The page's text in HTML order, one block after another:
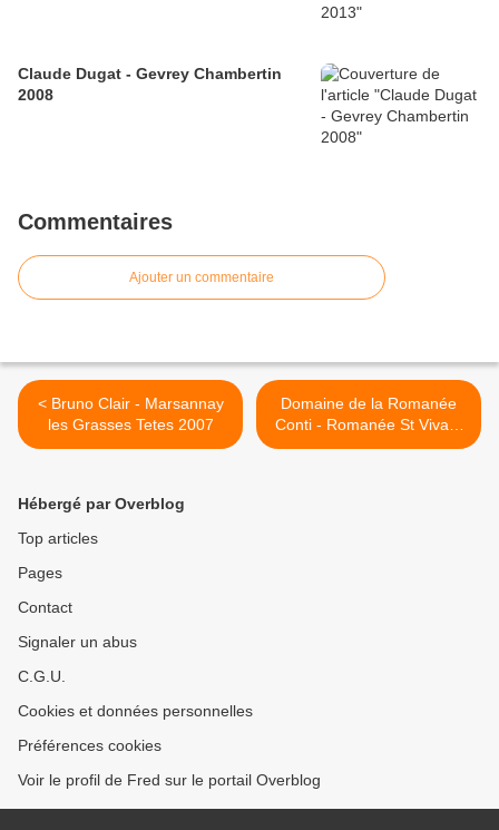
Claude Dugat - Gevrey Chambertin
2008
Commentaires
Ajouter un commentaire
< Bruno Clair - Marsannay
les Grasses Tetes 2007
Domaine de la Romanée
Conti - Romanée St Vivant
2001 >
Hébergé par Overblog
Top articles
Pages
Contact
Signaler un abus
C.G.U.
Cookies et données personnelles
Préférences cookies
Voir le profil de Fred sur le portail Overblog